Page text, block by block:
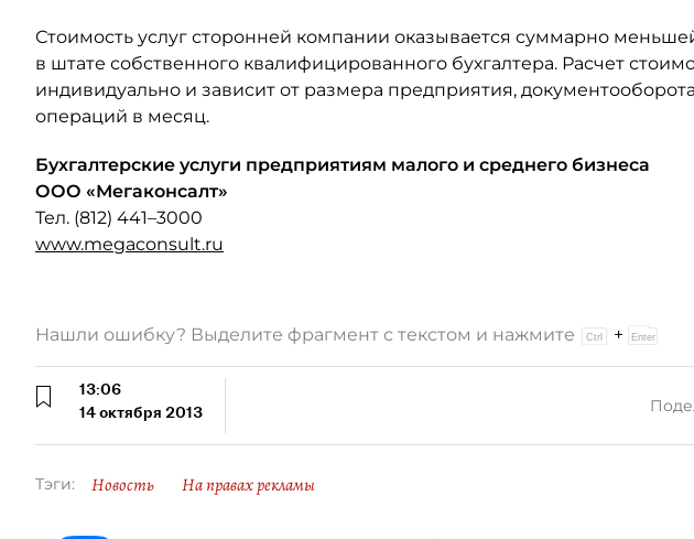
Стоимость услуг сторонней компании оказывается суммарно
в штате собственного квалифицированного бухгалтера. Расчет
индивидуально и зависит от размера предприятия,
операций в месяц.
Бухгалтерские услуги предприятиям малого и среднего бизнеса
ООО «Мегаконсалт»
Тел. (812) 441–3000
www.megaconsult.ru
Нашли ошибку? Выделите фрагмент с текстом и нажмите +
13:06
14 октября 2013
Тэги: Новость На правах рекламы